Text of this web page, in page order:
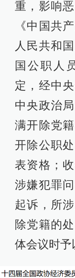
重，影响
《中国共
人民共和
国公职人
定，经中
中央政治
满开除党
开除公职
表资格；
涉嫌犯罪
起诉，所
除党籍的
体会议时予